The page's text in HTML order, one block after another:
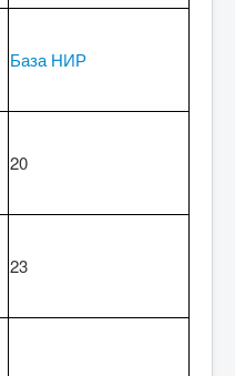
База НИР
20
23